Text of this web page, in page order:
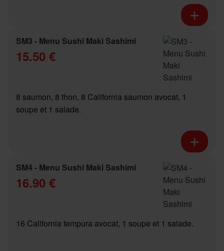
SM3 - Menu Sushi Maki Sashimi
15.50 €
8 saumon, 8 thon, 8 California saumon avocat, 1
soupe et 1 salade.
SM4 - Menu Sushi Maki Sashimi
16.90 €
16 California tempura avocat, 1 soupe et 1 salade.